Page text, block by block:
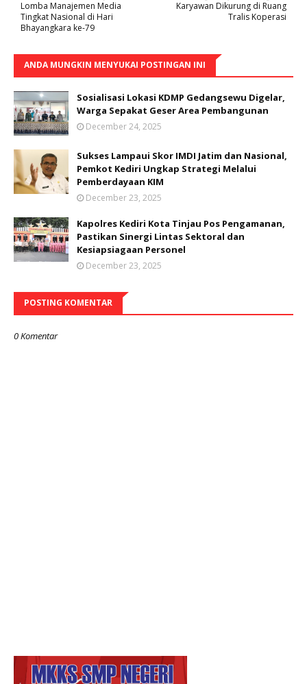
Karyawan Dikurung di Ruang
Tralis Koperasi
Lomba Manajemen Media
Tingkat Nasional di Hari
Bhayangkara ke-79
ANDA MUNGKIN MENYUKAI POSTINGAN INI
Sosialisasi Lokasi KDMP Gedangsewu Digelar,
Warga Sepakat Geser Area Pembangunan
December 24, 2025
Sukses Lampaui Skor IMDI Jatim dan Nasional,
Pemkot Kediri Ungkap Strategi Melalui
Pemberdayaan KIM
December 23, 2025
Kapolres Kediri Kota Tinjau Pos Pengamanan,
Pastikan Sinergi Lintas Sektoral dan
Kesiapsiagaan Personel
December 23, 2025
POSTING KOMENTAR
0 Komentar